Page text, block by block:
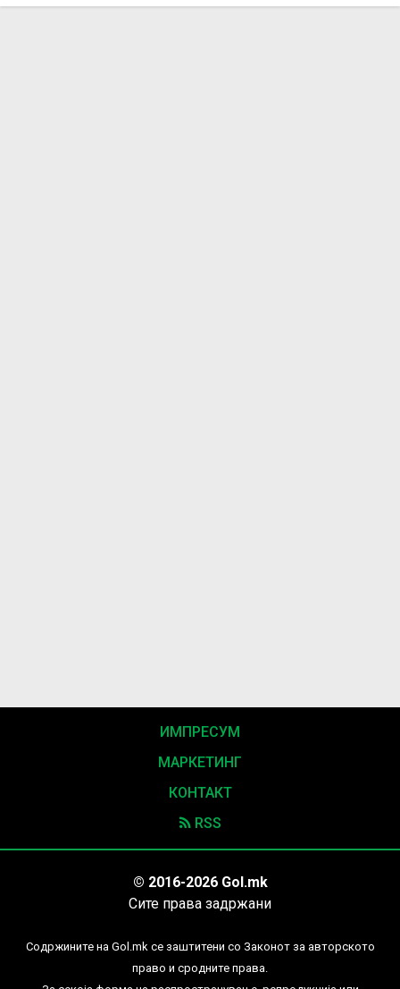
ПСЖ
работа во
ИМПРЕСУМ
МАРКЕТИНГ
КОНТАКТ
RSS
© 2016-2026 Gol.mk
Сите права задржани
Содржините на Gol.mk се заштитени со Законот за авторското
право и сродните права.